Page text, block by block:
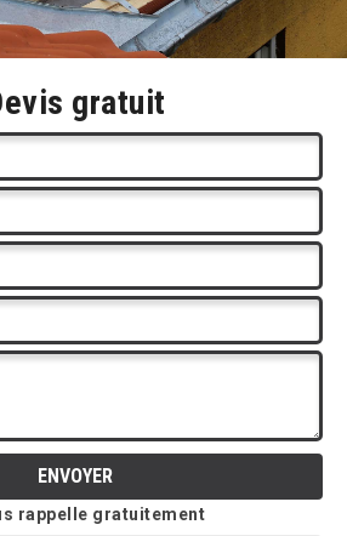
gratuit
rappelle gratuitement